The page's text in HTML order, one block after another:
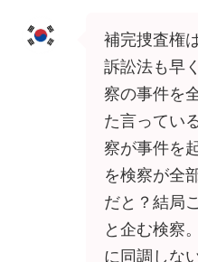
補完捜査権
訴訟法も早
察の事件を
た言ってい
察が事件を
を検察が全
だと？結局
と企む検察
に同調しな